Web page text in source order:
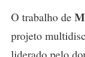
O trabalho de
projeto